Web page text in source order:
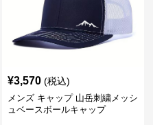
¥3,570 (税込)
メンズ キャップ 山岳刺繍メッシ
ュベースボールキャップ